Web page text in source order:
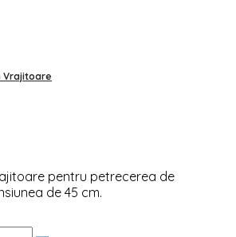
Vrajitoare
pentru petrecerea de
de 45 cm.